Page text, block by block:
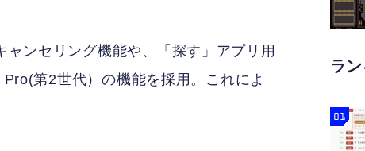
ンセリング機能や、「探す」アプリ用
第2世代）の機能を採用。これによ
ラ